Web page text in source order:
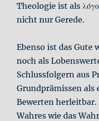
Theologie ist als
nicht nur Gerede.
Ebenso ist das Gute
noch als
Schlussfolgern aus
Grundprämissen als
Bewerten herleitbar.
Wahres wie das